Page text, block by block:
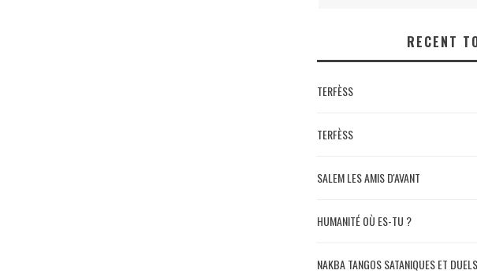
RECENT
TERFÈSS
TERFÈSS
SALEM LES AMIS D'AVANT
HUMANITÉ OÙ ES-TU ?
NAKBA TANGOS SATANIQUES ET